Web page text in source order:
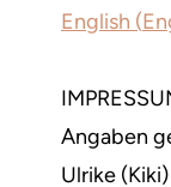
English (
Angaben
Ulrike